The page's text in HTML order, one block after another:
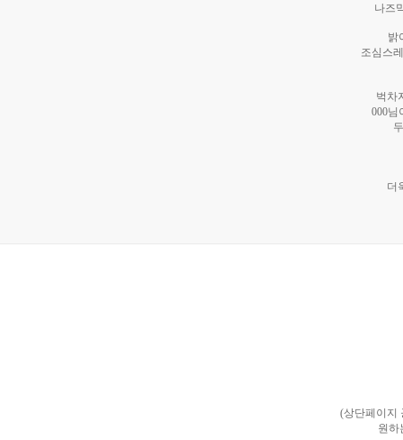
나즈
밝
조심스
벅차
000님
더
(상단페이지
원하